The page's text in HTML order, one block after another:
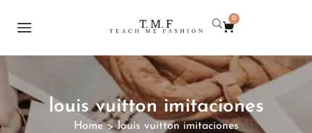
0
louis vuitton imitaciones
Home > louis vuitton imitaciones